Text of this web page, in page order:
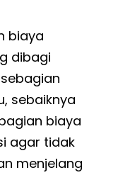
biaya
dibagi
sebaiknya
biaya
agar tidak
menjelang